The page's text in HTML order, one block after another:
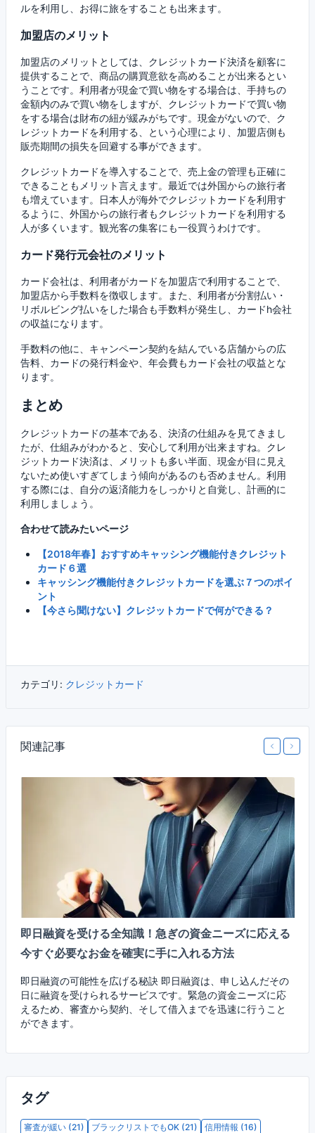
ルを利用し、お得に旅をすることも出来ます。
加盟店のメリット
加盟店のメリットとしては、クレジットカード決済を顧客に
提供することで、商品の購買意欲を高めることが出来るとい
うことです。利用者が現金で買い物をする場合は、手持ちの
金額内のみで買い物をしますが、クレジットカードで買い物
をする場合は財布の紐が緩みがちです。現金がないので、ク
レジットカードを利用する、という心理により、加盟店側も
販売期間の損失を回避する事ができます。
クレジットカードを導入することで、売上金の管理も正確に
できることもメリット言えます。最近では外国からの旅行者
も増えています。日本人が海外でクレジットカードを利用す
るように、外国からの旅行者もクレジットカードを利用する
人が多くいます。観光客の集客にも一役買うわけです。
カード発行元会社のメリット
カード会社は、利用者がカードを加盟店で利用することで、
加盟店から手数料を徴収します。また、利用者が分割払い・
リボルビング払いをした場合も手数料が発生し、カードh会社
の収益になります。
手数料の他に、キャンペーン契約を結んでいる店舗からの広
告料、カードの発行料金や、年会費もカード会社の収益とな
ります。
まとめ
クレジットカードの基本である、決済の仕組みを見てきまし
たが、仕組みがわかると、安心して利用が出来ますね。クレ
ジットカード決済は、メリットも多い半面、現金が目に見え
ないため使いすぎてしまう傾向があるのも否めません。利用
する際には、自分の返済能力をしっかりと自覚し、計画的に
利用しましょう。
合わせて読みたいページ
【2018年春】おすすめキャッシング機能付きクレジット
カード６選
キャッシング機能付きクレジットカードを選ぶ７つのポイ
ント
【今さら聞けない】クレジットカードで何ができる？
カテゴリ: クレジットカード
関連記事
即日融資を受ける全知識！急ぎの資金ニーズに応える
今すぐ必要なお金を確実に手に入れる方法
即日融資の可能性を広げる秘訣 即日融資は、申し込んだその
日に融資を受けられるサービスです。緊急の資金ニーズに応
えるため、審査から契約、そして借入までを迅速に行うこと
ができます。
タグ
審査が緩い (21) ブラックリストでもOK (21)
信用情報 (16)